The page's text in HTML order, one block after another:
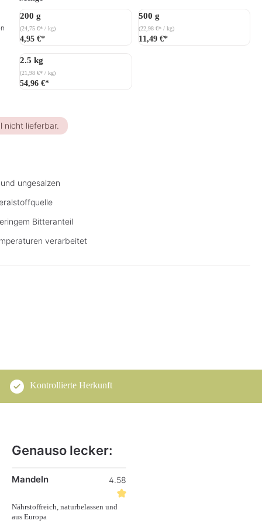
200 g
(24,75 €* / kg)
4,95 €*
500 g
(22,98 €* / kg)
11,49 €*
2.5 kg
(21,98 €* / kg)
54,96 €*
nicht lieferbar.
ungesalzen
Bitteranteil
verarbeitet
Kontrollierte Herkunft
Genauso lecker:
Mandeln 4.58
Nährstoffreich, naturbelassen und
aus Europa